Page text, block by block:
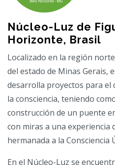
Núcleo-Luz de
Horizonte, Brasil
Localizado en la región
del estado de Minas Gerais,
desarrolla proyectos para el
la consciencia, teniendo
construcción de un puente
con miras a una
hermanada a la Consciencia
En el Núcleo-Luz se